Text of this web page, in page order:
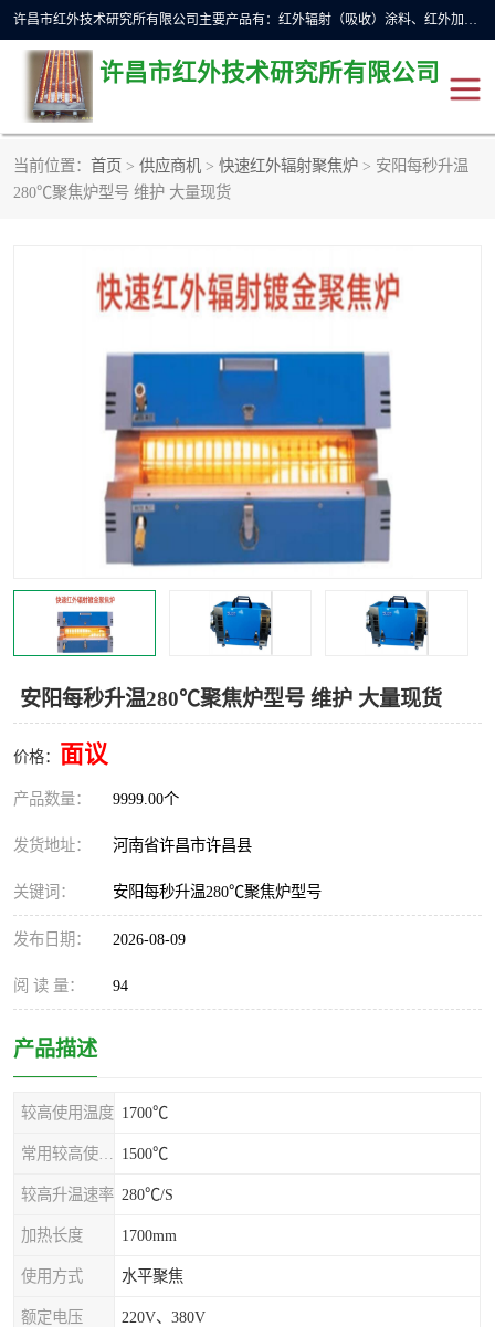
许昌市红外技术研究所有限公司主要产品有：红外辐射（吸收）涂料、红外加热元件、红外辐射加热模块（板）、红外辐射加热炉（箱）、快速红外辐射加热器、系列高端红外加热实验设备、系列红外加热控制器等。
许昌市红外技术研究所有限公司
当前位置： 首页 > 供应商机 > 快速红外辐射聚焦炉 > 安阳每秒升温
280℃聚焦炉型号 维护 大量现货
安阳每秒升温280℃聚焦炉型号 维护 大量现货
价格： 面议
产品数量： 9999.00个
发货地址： 河南省许昌市许昌县
关键词： 安阳每秒升温280℃聚焦炉型号
发布日期： 2026-08-09
阅 读 量： 94
产品描述
较高使用温度 1700℃
1500℃
较高升温速率 280℃/S
加热长度 1700mm
使用方式 水平聚焦
额定电压 220V、380V
红外加热设备
红外辐射加热模块 定制红外加热实验设备
红外加热元件 红外辐射吸收涂料
高端红外加热实验设备
红外加热控制器
热环境试验设备
红外辐射表面材料 定波长红外辐射加热器
快速红外辐射聚焦炉